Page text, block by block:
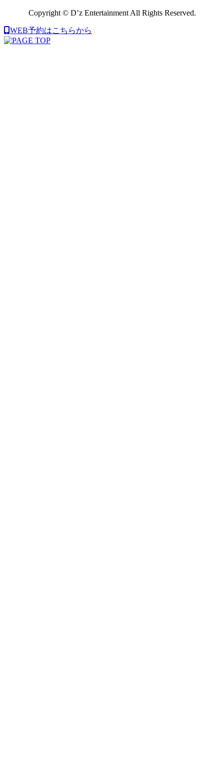
Copyright © D’z Entertainment All Rights Reserved.
WEB予約はこちらから